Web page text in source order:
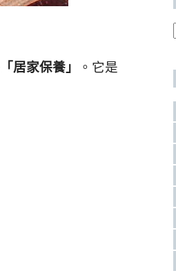
「居家保養」 。 它是